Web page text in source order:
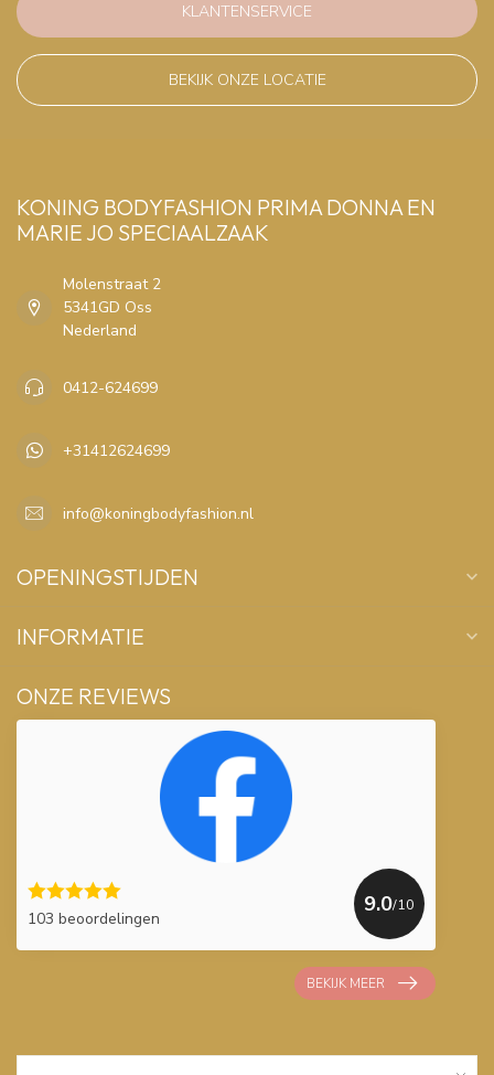
KLANTENSERVICE
BEKIJK ONZE LOCATIE
KONING BODYFASHION PRIMA DONNA EN
MARIE JO SPECIAALZAAK
Molenstraat 2
5341GD Oss
Nederland
0412-624699
+31412624699
info@koningbodyfashion.nl
OPENINGSTIJDEN
INFORMATIE
ONZE REVIEWS
103 beoordelingen
9.0/10
BEKIJK MEER